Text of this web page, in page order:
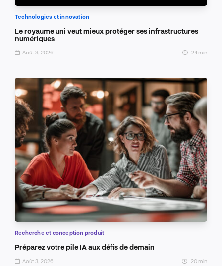
Technologies et innovation
Le royaume uni veut mieux protéger ses infrastructures
numériques
Août 3, 2026 24 min
Recherche et conception produit
Préparez votre pile IA aux défis de demain
Août 3, 2026 20 min